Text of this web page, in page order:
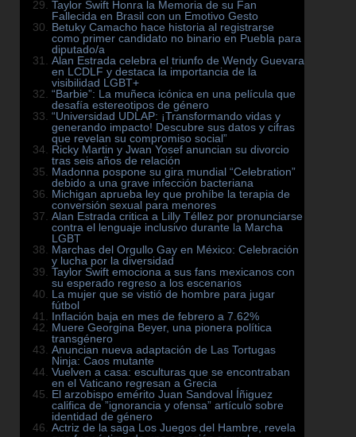
Taylor Swift Honra la Memoria de su Fan
Fallecida en Brasil con un Emotivo Gesto
Betuky Camacho hace historia al registrarse
como primer candidato no binario en Puebla para
diputado/a
Alan Estrada celebra el triunfo de Wendy Guevara
en LCDLF y destaca la importancia de la
visibilidad LGBT+
“Barbie”: La muñeca icónica en una película que
desafía estereotipos de género
“Universidad UDLAP: ¡Transformando vidas y
generando impacto! Descubre sus datos y cifras
que revelan su compromiso social”
Ricky Martin y Jwan Yosef anuncian su divorcio
tras seis años de relación
Madonna pospone su gira mundial “Celebration”
debido a una grave infección bacteriana
Michigan aprueba ley que prohíbe la terapia de
conversión sexual para menores
Alan Estrada critica a Lilly Téllez por pronunciarse
contra el lenguaje inclusivo durante la Marcha
LGBT
Marchas del Orgullo Gay en México: Celebración
y lucha por la diversidad
Taylor Swift emociona a sus fans mexicanos con
su esperado regreso a los escenarios
La mujer que se vistió de hombre para jugar
fútbol
Inflación baja en mes de febrero a 7.62%
Muere Georgina Beyer, una pionera política
transgénero
Anuncian nueva adaptación de Las Tortugas
Ninja: Caos mutante
Vuelven a casa: esculturas que se encontraban
en el Vaticano regresan a Grecia
El arzobispo emérito Juan Sandoval Íñiguez
califica de ”ignorancia y ofensa” artículo sobre
identidad de género
Actriz de la saga Los Juegos del Hambre, revela
ACTUALIDAD ACTUALIDAD